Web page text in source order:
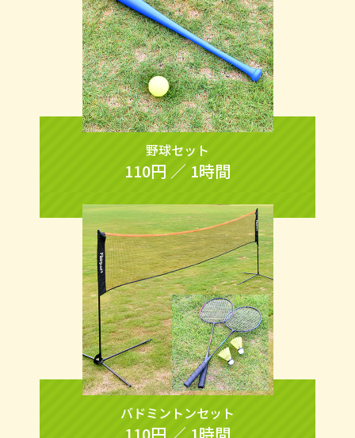
野球セット
110円 ／ 1時間
バドミントンセット